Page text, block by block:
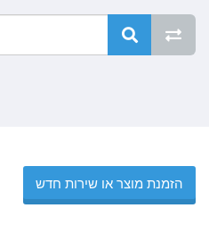
הזמנת מוצר או שירות חדש